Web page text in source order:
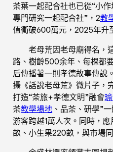
茶葉一起配合社也已從“小
專門研究一起配合社”，2教
值衝破600萬元，2025年升
老母荒因老母廟得名，
路、樹齡500余年、每棵都
后傳播著一則孝德故事傳說
攝《話說老母荒》微片子，
打造“茶旅+孝德文明”融會
茶教學場地 、品茶、研學”
游客跨越1萬人次。同時，
畝、小生果220畝，與市場